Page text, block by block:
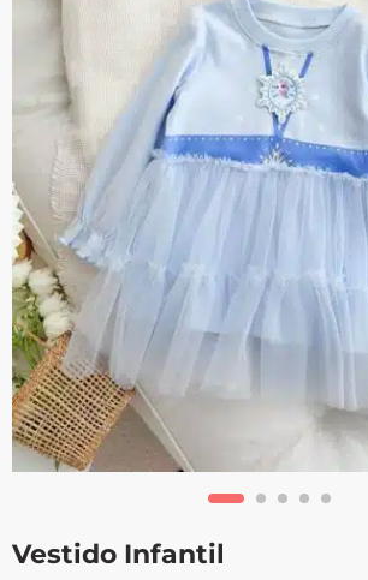
Vestido Infantil